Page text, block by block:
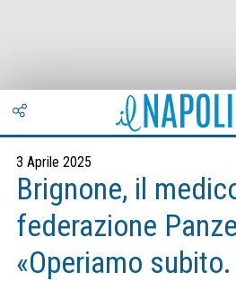
3 Aprile 2025
Brignone, il
federazione
«Operiamo